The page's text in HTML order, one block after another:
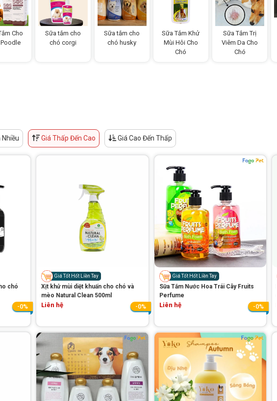
Cho
Sữa tắm cho
chó corgi
Sữa tắm cho
chó husky
Sữa Tắm Khử
Mùi Hôi Cho
Chó
Sữa Tắm Trị
Viêm Da Cho
Chó
Giá Thấp Đến Cao Giá Cao Đến Thấp
chó
-0%
Giá Tốt Hốt Liền Tay
Xịt khử mùi diệt khuấn cho chó và
mèo Natural Clean 500ml
Liên hệ -0%
Giá Tốt Hốt Liền Tay
Sữa Tắm Nước Hoa Trái Cây Fruits
Perfume
Liên hệ -0%